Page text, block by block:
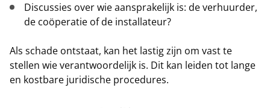
Discussies over wie aansprakelijk is: de verhuurder,
de coöperatie of de installateur?
Als schade ontstaat, kan het lastig zijn om vast te
stellen wie verantwoordelijk is. Dit kan leiden tot lange
en kostbare juridische procedures.